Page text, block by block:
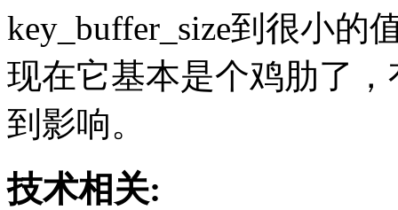
key_buffer_size到很小的
现在它基本是个鸡肋了
到影响。
技术相关: